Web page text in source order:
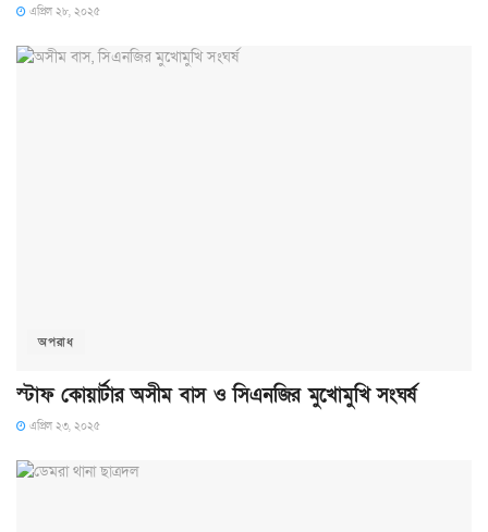
এপ্রিল ২৮, ২০২৫
অপরাধ
স্টাফ কোয়ার্টার অসীম বাস ও সিএনজির মুখোমুখি সংঘর্ষ
এপ্রিল ২৩, ২০২৫